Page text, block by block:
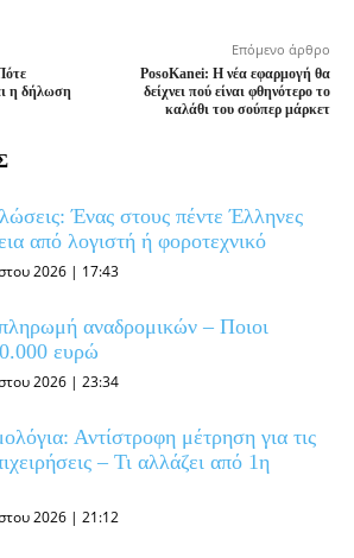
η δήλωση
Επόμενο άρθρο
PosoKanei: Η νέα εφαρμογή θα
δείχνει πού είναι φθηνότερο το
καλάθι του σούπερ μάρκετ
Ένας στους πέντε Έλληνες
από λογιστή ή φοροτεχνικό
2026 | 17:43
αναδρομικών – Ποιοι
ευρώ
2026 | 23:34
Αντίστροφη μέτρηση για τις
– Τι αλλάζει από 1η
2026 | 21:12